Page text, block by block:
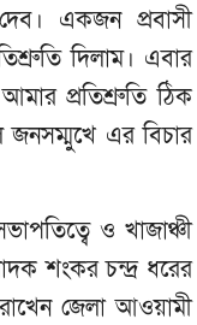
একজন প্রবাসী
দিলাম। এবার
প্রতিশ্রুতি ঠিক
জনসম্মুখে এর বিচার
ও খাজাঞ্চী
শংকর চন্দ্র ধরের
জেলা আওয়ামী